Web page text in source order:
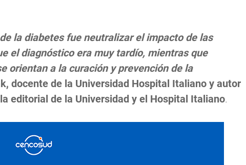
la diabetes fue neutralizar el impacto de las
el diagnóstico era muy tardío, mientras que
orientan a la curación y prevención de la
docente de la Universidad Hospital Italiano y autor
editorial de la Universidad y el Hospital Italiano.